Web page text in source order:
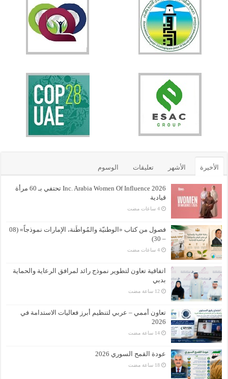
الأخيرة الأشهر تعليقات الوسوم
Inc. Arabia Women Of Influence 2026 تحتفي بـ 60 مرأة
قيادية
فصول من كتاب «الوطنيّة والمُواطَنة، الإمارات نموذجاً» (08
– 30)
اتفاقية تعاون لتطوير نموذج رائد لمرافق الرعاية والحماية
بدبي
تعاون أممي – عربي لتنظيم أبرز فعاليات الاستدامة في
2026
عودة القمح السوري 2026